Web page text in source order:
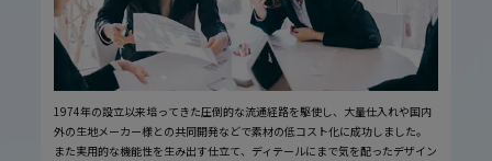
1974年の設立以来培ってきた圧倒的な流通経路を駆使し、大量仕入れや国内
外の生地メーカー様との共同開発などで素材の低コスト化に成功しました。
また実用的な機能性を生み出す仕立て、ディテールにまで気を配ったデザイン